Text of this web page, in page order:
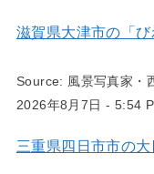
滋賀県大津市の「
Source: 風景写真家・
2026年8月7日 - 5:54
三重県四日市市の大